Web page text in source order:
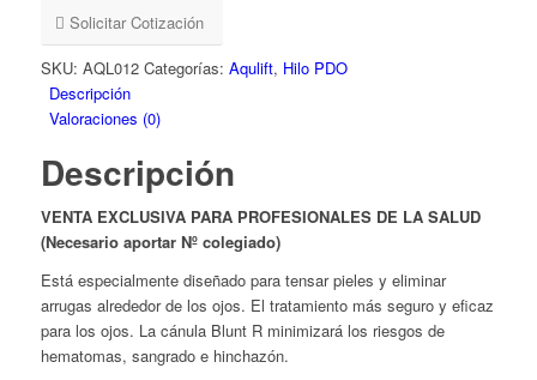
Solicitar Cotización
SKU: AQL012 Categorías: Aqulift, Hilo PDO
Descripción
Valoraciones (0)
Descripción
VENTA EXCLUSIVA PARA PROFESIONALES DE LA SALUD
(Necesario aportar Nº colegiado)
Está especialmente diseñado para tensar pieles y eliminar
arrugas alrededor de los ojos. El tratamiento más seguro y eficaz
para los ojos. La cánula Blunt R minimizará los riesgos de
hematomas, sangrado e hinchazón.